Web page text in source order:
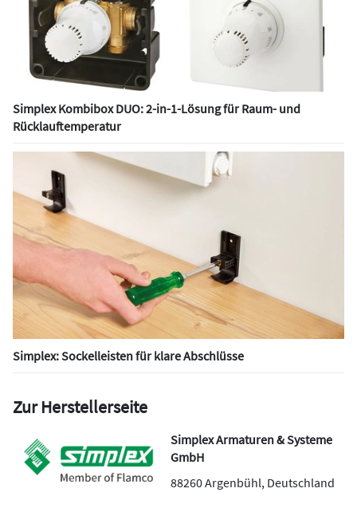
Simplex Kombibox DUO: 2-in-1-Lösung für Raum- und
Rücklauftemperatur
Simplex: Sockelleisten für klare Abschlüsse
Zur Herstellerseite
Simplex Armaturen & Systeme
GmbH
88260Argenbühl, Deutschland